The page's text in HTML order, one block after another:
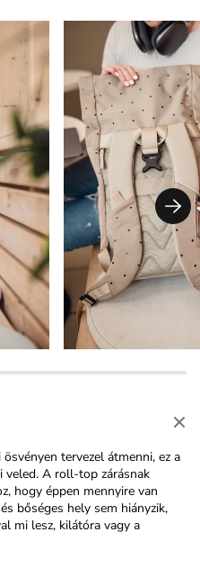
tervezel átmenni, ez a
A roll-top zárásnak
hogy éppen mennyire van
bőséges hely sem hiányzik,
mi lesz, kilátóra vagy a